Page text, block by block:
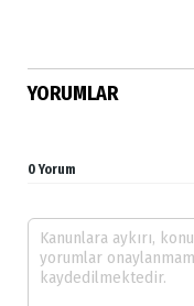
YORUMLAR
0 Yorum